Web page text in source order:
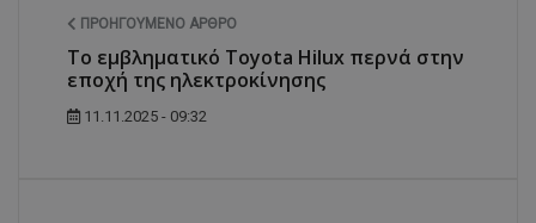
ΠΡΟΗΓΟΎΜΕΝΟ ΆΡΘΡΟ
To εμβληματικό Toyota Hilux περνά στην
εποχή της ηλεκτροκίνησης
11.11.2025 - 09:32